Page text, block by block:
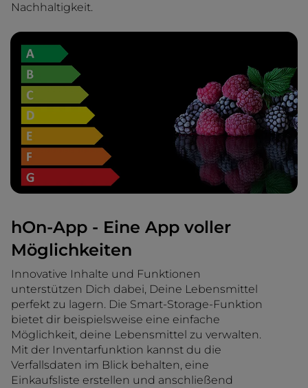
Nachhaltigkeit.
hOn-App - Eine App voller
Möglichkeiten
Innovative Inhalte und Funktionen
unterstützen Dich dabei, Deine Lebensmittel
perfekt zu lagern. Die Smart-Storage-Funktion
bietet dir beispielsweise eine einfache
Möglichkeit, deine Lebensmittel zu verwalten.
Mit der Inventarfunktion kannst du die
Verfallsdaten im Blick behalten, eine
Einkaufsliste erstellen und anschließend